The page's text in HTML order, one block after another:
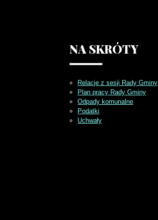
NA SKRÓTY
Relacje z sesji Rady Gminy
Plan pracy Rady Gminy
Odpady komunalne
Podatki
Uchwały